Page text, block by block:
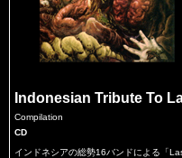
Indonesian Tribute To
Compilation
CD
インドネシアの総勢16バンドによる「